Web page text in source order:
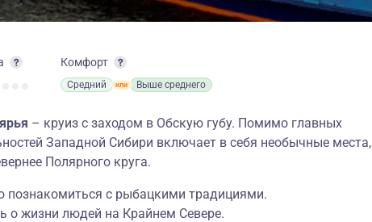
Комфорт
Средний Выше среднего
– круиз с заходом в Обскую губу. Помимо главных
Западной Сибири включает в себя необычные места,
Полярного круга.
познакомиться с рыбацкими традициями.
о жизни людей на Крайнем Севере.